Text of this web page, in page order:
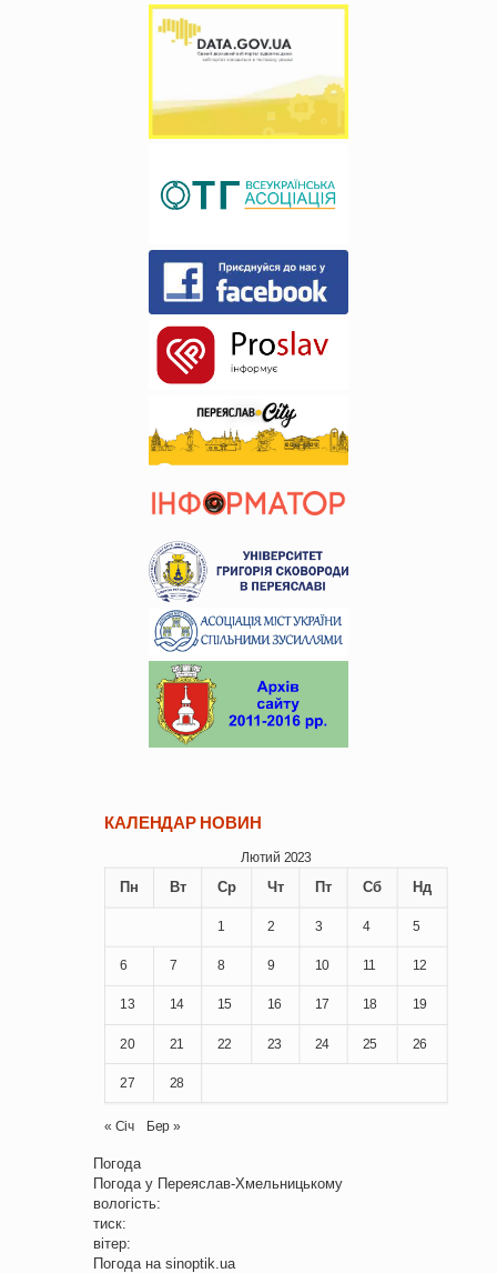
КАЛЕНДАР НОВИН
Лютий 2023
Пн Вт Ср Чт Пт Сб Нд
1 2 3 4 5
6 7 8 9 10 11 12
13 14 15 16 17 18 19
20 21 22 23 24 25 26
27 28
« Січ Бер »
Погода
Погода у Переяслав-Хмельницькому
вологість:
тиск:
вітер:
Погода на sinoptik.ua